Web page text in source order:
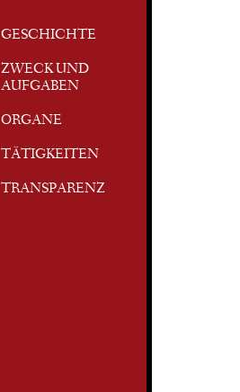
GESCHICHTE
ZWECK UND
AUFGABEN
ORGANE
TÄTIGKEITEN
TRANSPARENZ